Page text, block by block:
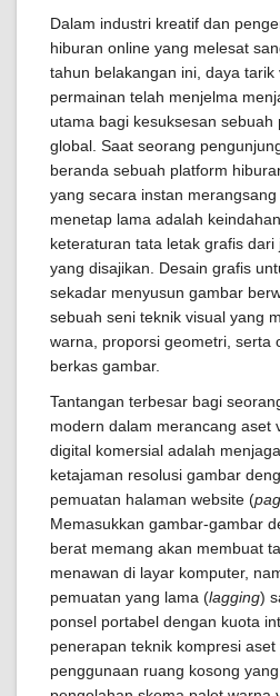
Dalam industri kreatif dan
hiburan online yang melesat
tahun belakangan ini, daya tarik
permainan telah menjelma
utama bagi kesuksesan
global. Saat seorang
beranda sebuah platform
yang secara instan
menetap lama adalah
keteraturan tata letak grafis
yang disajikan. Desain grafis
sekadar menyusun gambar
sebuah seni teknik visual yang
warna, proporsi geometri, serta
berkas gambar.
Tantangan terbesar bagi
modern dalam merancang aset
digital komersial adalah
ketajaman resolusi gambar
pemuatan halaman website (
Memasukkan gambar-gambar
berat memang akan membuat
menawan di layar komputer,
pemuatan yang lama (lagging)
ponsel portabel dengan kuota
penerapan teknik kompresi aset
penggunaan ruang kosong